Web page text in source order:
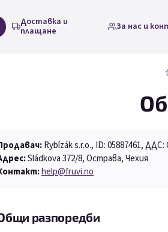
Доставка и
плащане
За нас и
Rybízák s.r.o., ID: 05887461, ДДС:
Sládkova 372/8, Острава, Чехия
help@fruvi.no
разпоредби